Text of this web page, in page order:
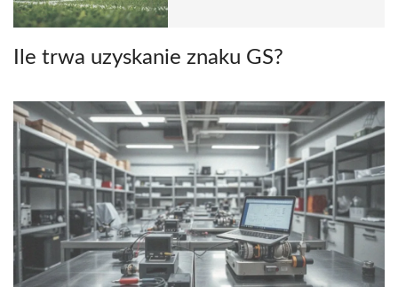
Ile trwa uzyskanie znaku GS?